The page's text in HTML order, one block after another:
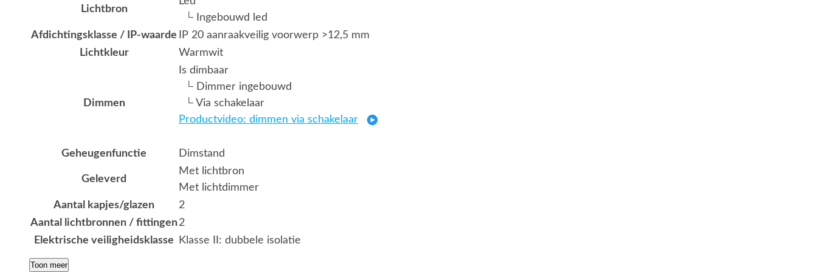
Lichtbron
└ Ingebouwd led
Afdichtingsklasse / IP-waarde
IP 20 aanraakveilig voorwerp >12,5 mm
Lichtkleur
Warmwit
Dimmen
Is dimbaar
└ Dimmer ingebouwd
└ Via schakelaar
Productvideo: dimmen via schakelaar
Geheugenfunctie Dimstand
Geleverd
Met lichtbron
Met lichtdimmer
Aantal kapjes/glazen
2
Aantal lichtbronnen / fittingen2
Elektrische veiligheidsklasse
Klasse II: dubbele isolatie
Toon meer